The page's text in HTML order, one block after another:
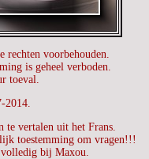
rechten voorbehouden.
is geheel verboden.
toeval.
2014.
te vertalen uit het Frans.
toestemming om vragen!!!
volledig bij Maxou.